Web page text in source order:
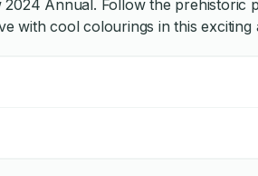
Annual. Follow the
with cool colourings in this exciting